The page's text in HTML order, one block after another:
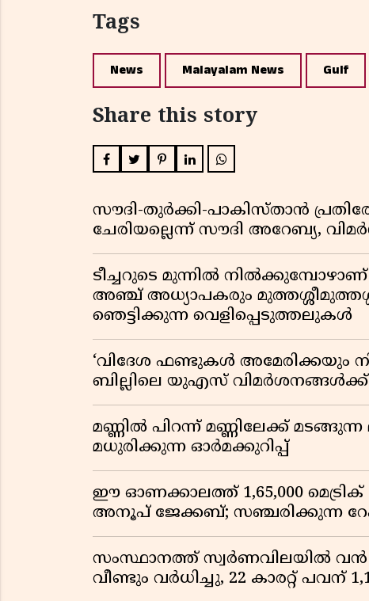
Tags
News Malayalam News Gulf
Share this story
സൗദി-തുർക്കി-പാകിസ്താൻ
ചേരിയല്ലെന്ന് സൗദി അറേബ്യ,
ടീച്ചറുടെ മുന്നിൽ
അഞ്ച് അധ്യാപകരും
ഞെട്ടിക്കുന്ന വെളിപ്പെടുത്തലുകൾ
‘വിദേശ ഫണ്ടുകൾ അമേരിക്കയും
ബില്ലിലെ യുഎസ് വിമർശനങ്ങൾക്ക്
മണ്ണിൽ പിറന്ന് മണ്ണിലേക്ക്
മധുരിക്കുന്ന ഓർമക്കുറിപ്പ്
ഈ ഓണക്കാലത്ത് 1,65,000
അനൂപ് ജേക്കബ്; സഞ്ചരിക്കുന്ന
സംസ്ഥാനത്ത് സ്വർണവിലയിൽ വൻ
വീണ്ടും വർധിച്ചു, 22 കാരറ്റ് പവന്